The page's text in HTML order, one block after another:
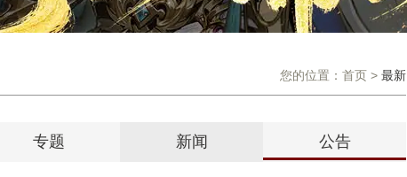
您的位置： 首页 > 最新
专题 新闻 公告